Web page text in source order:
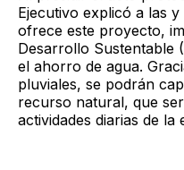
Ejecutivo explicó a las
ofrece este proyecto,
Desarrollo Sustentable
el ahorro de agua.
pluviales, se podrán
recurso natural, que
actividades diarias de la